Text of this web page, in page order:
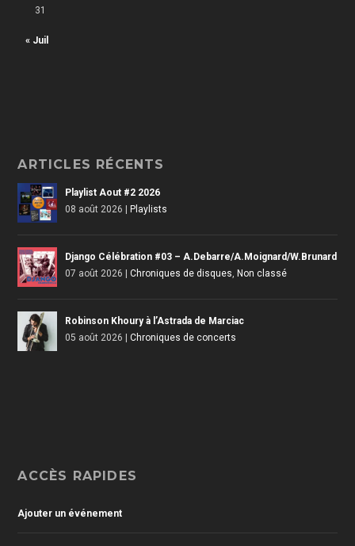
« Juil
31
ARTICLES RÉCENTS
Playlist Aout #2 2026
08 août 2026
Playlists
Django Célébration #03 – A.Debarre/A.Moignard/W.Brunard
07 août 2026
|Chroniques de disques, Non classé
Robinson Khoury à l’Astrada de Marciac
05 août 2026
|Chroniques de concerts
ACCÈS RAPIDES
Ajouter un événement